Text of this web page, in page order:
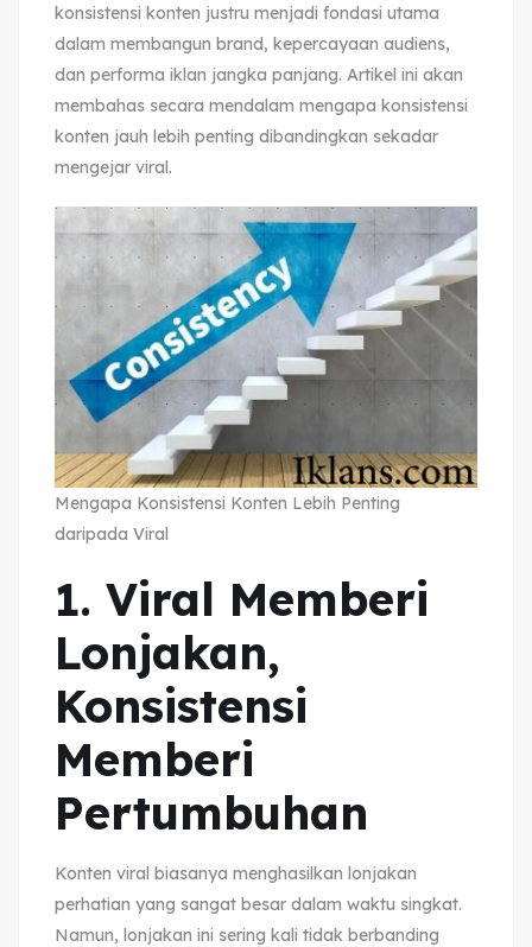
konsistensi konten justru menjadi fondasi utama
dalam membangun brand, kepercayaan audiens,
dan performa iklan jangka panjang. Artikel ini akan
membahas secara mendalam mengapa konsistensi
konten jauh lebih penting dibandingkan sekadar
mengejar viral.
Mengapa Konsistensi Konten Lebih Penting
daripada Viral
1. Viral Memberi
Lonjakan,
Konsistensi
Memberi
Pertumbuhan
Konten viral biasanya menghasilkan lonjakan
perhatian yang sangat besar dalam waktu singkat.
Namun, lonjakan ini sering kali tidak berbanding